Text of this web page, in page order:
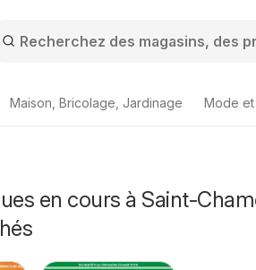
Maison, Bricolage, Jardinage Mode et
en cours à Saint-